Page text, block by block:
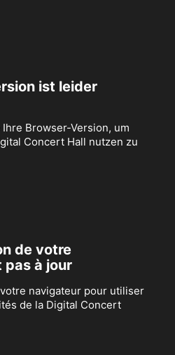
ist leider
Browser-Version, um
Concert Hall nutzen zu
de votre
pas à jour
navigateur pour utiliser
de la Digital Concert